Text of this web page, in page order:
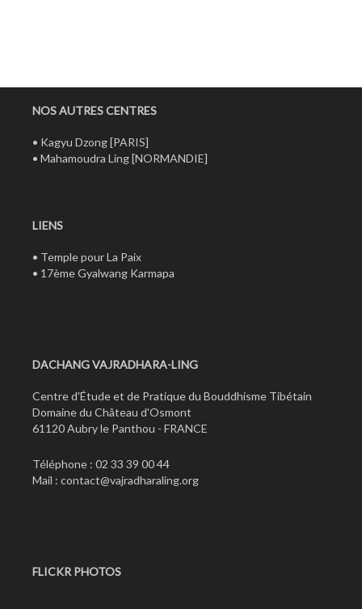
NOS AUTRES CENTRES
• Kagyu Dzong[PARIS]
• Mahamoudra Ling[NORMANDIE]
LIENS
• Temple pour La Paix
• 17ème Gyalwang Karmapa
DACHANG VAJRADHARA-LING
Centre d'Étude et de Pratique du Bouddhisme Tibétain
Domaine du Château d'Osmont
61120 Aubry le Panthou - FRANCE
Téléphone : 02 33 39 00 44
Mail : contact@vajradharaling.org
FLICKR PHOTOS